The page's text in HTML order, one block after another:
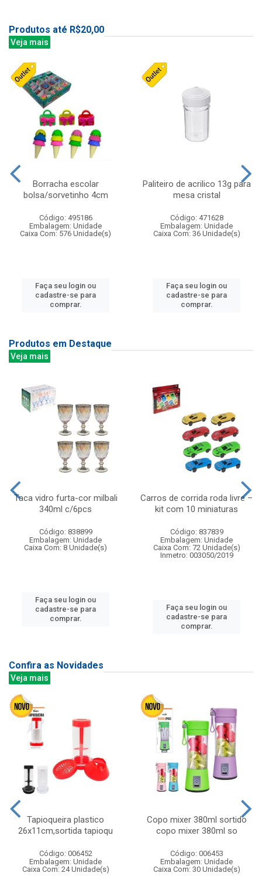
Produtos até R$20,00
Veja mais
Borracha escolar
bolsa/sorvetinho 4cm
Código: 495186
Embalagem: Unidade
Caixa Com: 576 Unidade(s)
Faça seu login ou
cadastre-se para
comprar.
Paliteiro de acrilico 13g para
mesa cristal
Código: 471628
Embalagem: Unidade
Caixa Com: 36 Unidade(s)
Faça seu login ou
cadastre-se para
comprar.
Produtos em Destaque
Veja mais
Taca vidro furta-cor milbali
340ml c/6pcs
Código: 838899
Embalagem: Unidade
Caixa Com: 8 Unidade(s)
Faça seu login ou
cadastre-se para
comprar.
Carros de corrida roda livre –
kit com 10 miniaturas
Código: 837839
Embalagem: Unidade
Caixa Com: 72 Unidade(s)
Inmetro: 003050/2019
Faça seu login ou
cadastre-se para
comprar.
Confira as Novidades
Veja mais
Tapioqueira plastico
26x11cm,sortida tapioqu
Código: 006452
Embalagem: Unidade
Caixa Com: 24 Unidade(s)
Copo mixer 380ml sortido
copo mixer 380ml so
Código: 006453
Embalagem: Unidade
Caixa Com: 30 Unidade(s)